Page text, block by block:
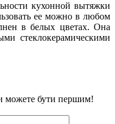
кухонной вытяжки
ее можно в любом
в белых цветах. Она
стеклокерамическими
можете бути першим!